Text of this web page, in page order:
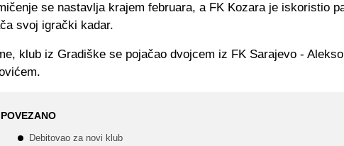
se nastavlja krajem februara, a FK Kozara je iskoristio
svoj igrački kadar.
klub iz Gradiške se pojačao dvojcem iz FK Sarajevo -
POVEZANO
Debitovao za novi klub